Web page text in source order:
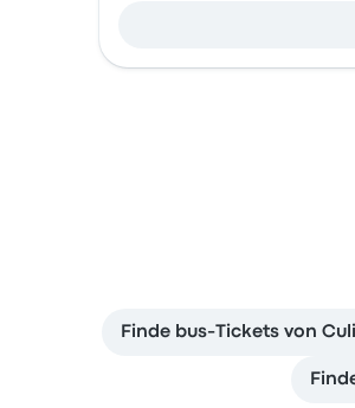
Finde bus-Tickets von